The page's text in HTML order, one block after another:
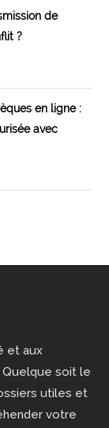
de
?
en ligne :
avec
et aux
soit le
utiles et
votre